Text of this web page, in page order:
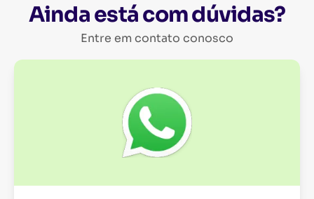
Ainda está com dúvidas?
Entre em contato conosco